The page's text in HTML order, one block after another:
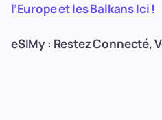
l’Europe et les Balkans Ici !
eSIMy : Restez Connecté,